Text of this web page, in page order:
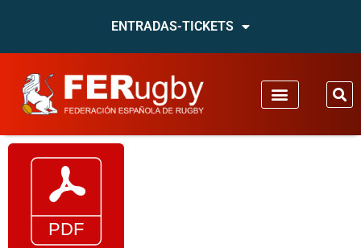
ENTRADAS-TICKETS